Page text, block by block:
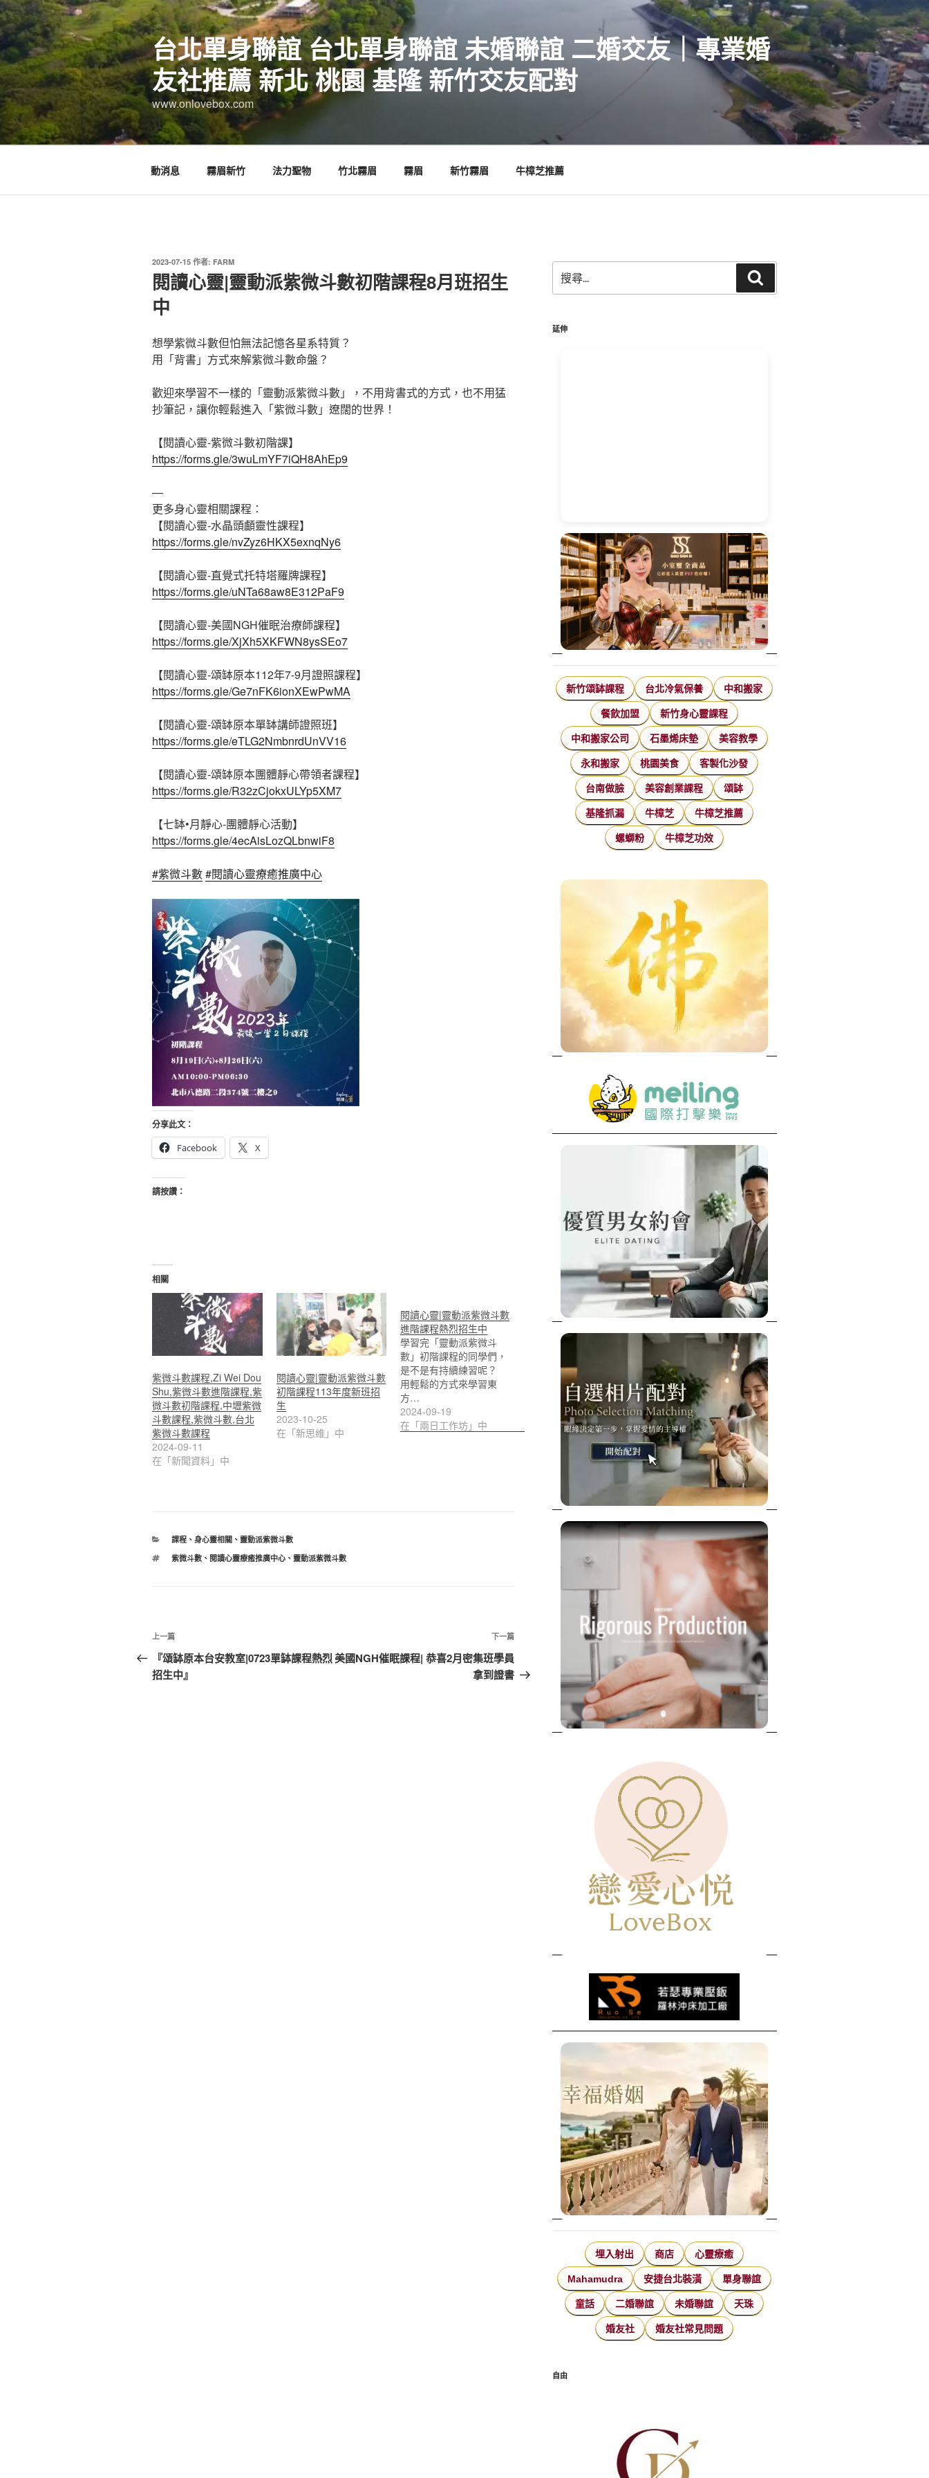
跳
至
主
要
內
容
台北單身聯誼 台北單身聯誼 未婚聯誼 二婚交友｜專業婚
友社推薦 新北 桃園 基隆 新竹交友配對
www.onlovebox.com
動消息 霧眉新竹 法力聖物 竹北霧眉 霧眉 新竹霧眉 牛樟芝推薦
發
佈
於
2023-07-15 作者: FARM
閱讀心靈|靈動派紫微斗數初階課程8月班招生
中
想學紫微斗數但怕無法記憶各星系特質？
用「背書」方式來解紫微斗數命盤？
歡迎來學習不一樣的「靈動派紫微斗數」，不用背書式的方式，也不用猛
抄筆記，讓你輕鬆進入「紫微斗數」遼闊的世界！
【閱讀心靈-紫微斗數初階課】
https://forms.gle/3wuLmYF7iQH8AhEp9
—
更多身心靈相關課程：
【閱讀心靈-水晶頭顱靈性課程】
https://forms.gle/nvZyz6HKX5exnqNy6
【閱讀心靈-直覺式托特塔羅牌課程】
https://forms.gle/uNTa68aw8E312PaF9
【閱讀心靈-美國NGH催眠治療師課程】
https://forms.gle/XjXh5XKFWN8ysSEo7
【閱讀心靈-頌缽原本112年7-9月證照課程】
https://forms.gle/Ge7nFK6ionXEwPwMA
【閱讀心靈-頌缽原本單缽講師證照班】
https://forms.gle/eTLG2NmbnrdUnVV16
【閱讀心靈-頌缽原本團體靜心帶領者課程】
https://forms.gle/R32zCjokxULYp5XM7
【七缽•月靜心-團體靜心活動】
https://forms.gle/4ecAisLozQLbnwiF8
#紫微斗數#閱讀心靈療癒推廣中心
分享此文：
Facebook
X
請按讚：
相關
紫微斗數課程,Zi Wei Dou
Shu,紫微斗數進階課程,紫
微斗數初階課程,中壢紫微
斗數課程,紫微斗數,台北
紫微斗數課程
2024-09-11
在「新聞資料」中
閱讀心靈|靈動派紫微斗數
初階課程113年度新班招
生
2023-10-25
在「新思維」中
閱讀心靈|靈動派紫微斗數
進階課程熱烈招生中
學習完「靈動派紫微斗
數」初階課程的同學們，
是不是有持續練習呢？
用輕鬆的方式來學習東
方…
2024-09-19
在「兩日工作坊」中
分
課程、 身心靈相關 、 靈動派紫微斗數
標
紫微斗數、 閱讀心靈療癒推廣中心、 靈動派紫微斗數
文
章
導
上
一
篇
上一篇
『頌缽原本台安教室|0723單缽課程熱烈
招生中』
下
篇
下一篇
美國NGH催眠課程| 恭喜2月密集班學員
拿到證書
尋
關
字:
尋
延伸
新竹頌缽課程 台北冷氣保養 中和搬家
餐飲加盟 新竹身心靈課程
中和搬家公司 石墨烯床墊 美容教學
永和搬家 桃園美食 客製化沙發
台南做臉 美容創業課程 頌缽
基隆抓漏 牛樟芝 牛樟芝推薦
螺螄粉 牛樟芝功效
埋入射出 商店 心靈療癒
Mahamudra 安捷台北裝潢 單身聯誼
童話 二婚聯誼 未婚聯誼 天珠
婚友社 婚友社常見問題
自由